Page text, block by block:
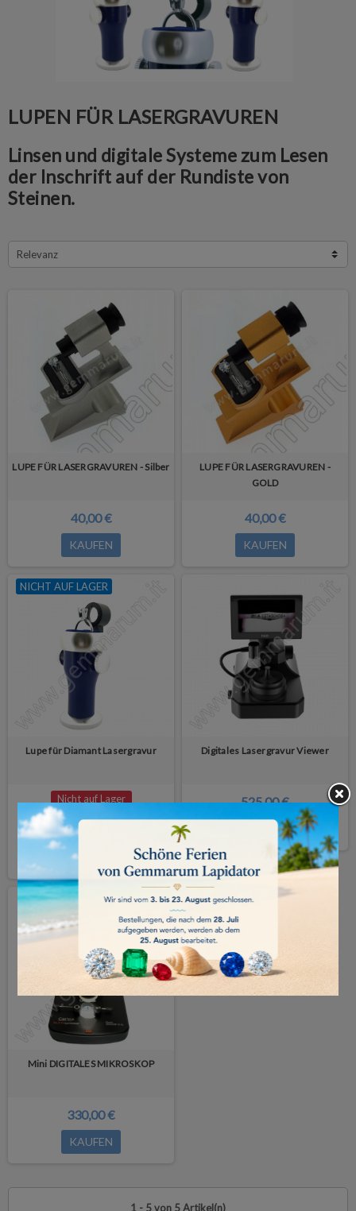
LUPEN FÜR LASERGRAVUREN
Linsen und digitale Systeme zum Lesen
der Inschrift auf der Rundiste von
Steinen.
Relevanz
LUPE FÜR LASERGRAVUREN - Silber
40,00 €
KAUFEN
LUPE FÜR LASERGRAVUREN -
GOLD
40,00 €
KAUFEN
NICHT AUF LAGER
Lupe für Diamant Lasergravur
Nicht auf Lager
20,00 €
DETAILS
Digitales Lasergravur Viewer
525,00 €
KAUFEN
Mini DIGITALES MIKROSKOP
330,00 €
KAUFEN
1 - 5 von 5 Artikel(n)